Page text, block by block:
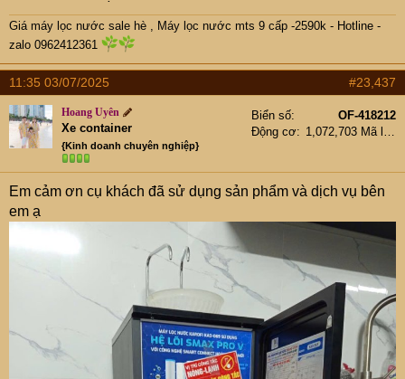
Giá máy lọc nước sale hè , Máy lọc nước mts 9 cấp -2590k - Hotline -
zalo 0962412361
11:35 03/07/2025 #23,437
Hoang Uyên
Xe container
{Kinh doanh chuyên nghiệp}
Biển số
OF-418212
Động cơ
Em cảm ơn cụ khách đã sử dụng sản phẩm và dịch vụ bên
em ạ